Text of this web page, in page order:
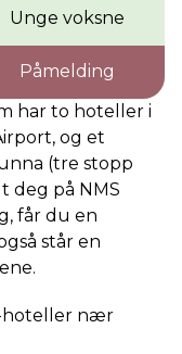
Unge voksne
Påmelding
ved
har to hoteller i
og et
(tre stopp
deg på NMS
får du en
står en
hoteller nær